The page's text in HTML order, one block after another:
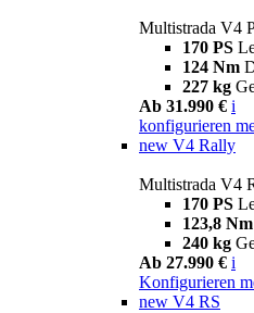
Multistrada V4
170 PS
124 Nm
227 kg
Ab 31.990 € i
konfigurieren
new V4 Rally
Multistrada V4
170 PS
123,8 Nm
240 kg
Ab 27.990 € i
Konfigurieren
new V4 RS